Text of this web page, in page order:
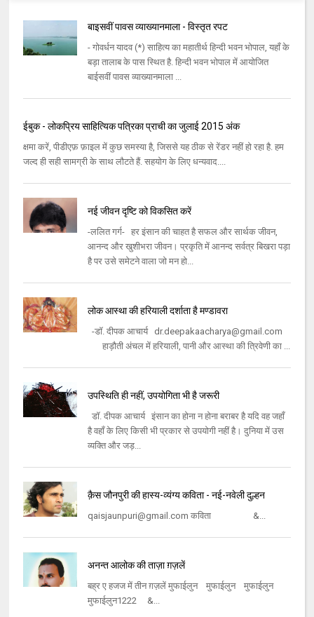
बाइसवीं पावस व्याख्यानमाला - विस्तृत रपट
- गोवर्धन यादव (*) साहित्य का महातीर्थ हिन्दी भवन भोपाल, यहाँ के
बड़ा तालाब के पास स्थित है. हिन्दी भवन भोपाल में आयोजित
बाईसवीं पावस व्याख्यानमाला ...
ईबुक - लोकप्रिय साहित्यिक पत्रिका प्राची का जुलाई 2015 अंक
क्षमा करें, पीडीएफ़ फ़ाइल में कुछ समस्या है, जिससे यह ठीक से रेंडर नहीं हो रहा है. हम
जल्द ही सही सामग्री के साथ लौटते हैं. सहयोग के लिए धन्यवाद....
नई जीवन दृष्टि को विकसित करें
-ललित गर्ग- हर इंसान की चाहत है सफल और सार्थक जीवन,
आनन्द और खुशीभरा जीवन। प्रकृति में आनन्द सर्वत्र बिखरा पड़ा
है पर उसे समेटने वाला जो मन हो...
लोक आस्था की हरियाली दर्शाता है मण्डावरा
-डॉ. दीपक आचार्य dr.deepakaacharya@gmail.com
हाड़ौती अंचल में हरियाली, पानी और आस्था की त्रिवेणी का ...
उपस्थिति ही नहीं, उपयोगिता भी है जरूरी
डॉ. दीपक आचार्य इंसान का होना न होना बराबर है यदि वह जहाँ
है वहाँ के लिए किसी भी प्रकार से उपयोगी नहीं है। दुनिया में उस
व्यक्ति और जड़...
क़ैस जौनपुरी की हास्य-व्यंग्य कविता - नई-नवेली दुल्हन
qaisjaunpuri@gmail.com कविता &...
अनन्त आलोक की ताज़ा ग़ज़लें
बह्र ए हजज में तीन ग़ज़लें मुफाईलुन मुफाईलुन मुफाईलुन
मुफाईलुन1222 &...